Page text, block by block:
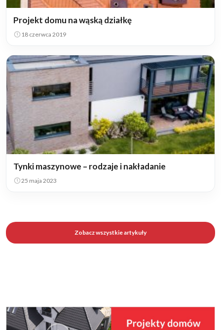
Projekt domu na wąską działkę
18 czerwca 2019
Tynki maszynowe – rodzaje i nakładanie
25 maja 2023
Zobacz wszystkie artykuły